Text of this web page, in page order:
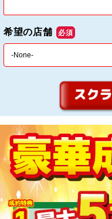
希望の店舗 必須